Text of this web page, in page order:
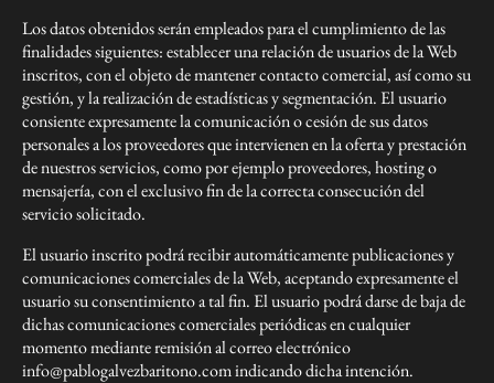
Los datos obtenidos serán empleados para el cumplimiento de las
finalidades siguientes: establecer una relación de usuarios de la Web
inscritos, con el objeto de mantener contacto comercial, así como su
gestión, y la realización de estadísticas y segmentación. El usuario
consiente expresamente la comunicación o cesión de sus datos
personales a los proveedores que intervienen en la oferta y prestación
de nuestros servicios, como por ejemplo proveedores, hosting o
mensajería, con el exclusivo fin de la correcta consecución del
servicio solicitado.
El usuario inscrito podrá recibir automáticamente publicaciones y
comunicaciones comerciales de la Web, aceptando expresamente el
usuario su consentimiento a tal fin. El usuario podrá darse de baja de
dichas comunicaciones comerciales periódicas en cualquier
momento mediante remisión al correo electrónico
info@pablogalvezbaritono.com indicando dicha intención.